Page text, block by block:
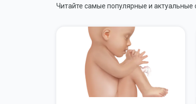
Читайте самые популярные и актуальные